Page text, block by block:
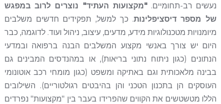
נעשים רב-תחומיים."מקצועות העתיד" נוצרים לרוב במפגש
של מספר דיסציפלינות. כך למשל, תפקידים חדשים משלבים
מיומנויות מטכנולוגיות מידע, מדעים, עיצוב, ניהול ועוד. לדוגמה, כבר
היום יש צורך באנשי מקצוע המשלבים הבנה ברפואה ובמדעי
הנתונים (כגון ניתוח נתוני בריאות), או במהנדסים המבינים גם
בבינה מלאכותית וגם באתיקה ומשפט (כגון מומחי רכב אוטונומי
העוסקים הן בתכנון הטכני והן בהיבטים רגולטוריים). השילובים
הללו מטשטשים את הקווים שהפרידו בעבר בין "מקצועות" נפרדים